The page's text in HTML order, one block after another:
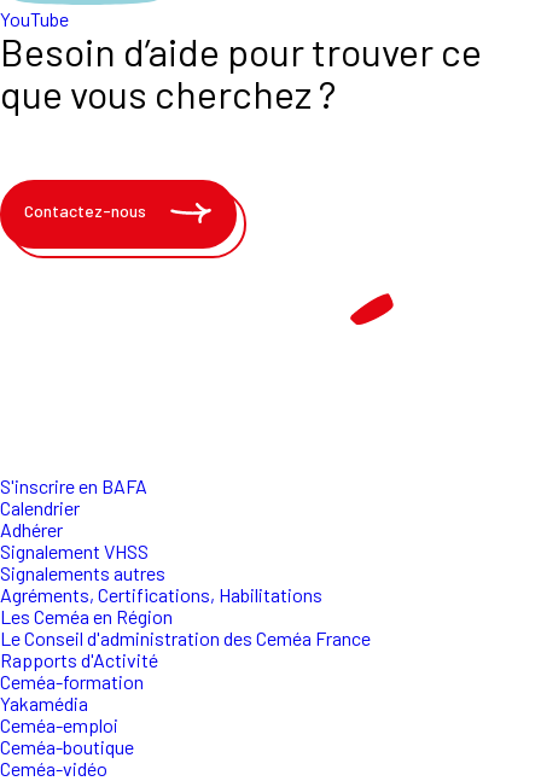
YouTube
Besoin d’aide pour trouver ce
que vous cherchez ?
Contactez-nous
S'inscrire en BAFA
Calendrier
Adhérer
Signalement VHSS
Signalements autres
Agréments, Certifications, Habilitations
Les Ceméa en Région
Le Conseil d'administration des Ceméa France
Rapports d'Activité
Ceméa-formation
Yakamédia
Ceméa-emploi
Ceméa-boutique
Ceméa-vidéo